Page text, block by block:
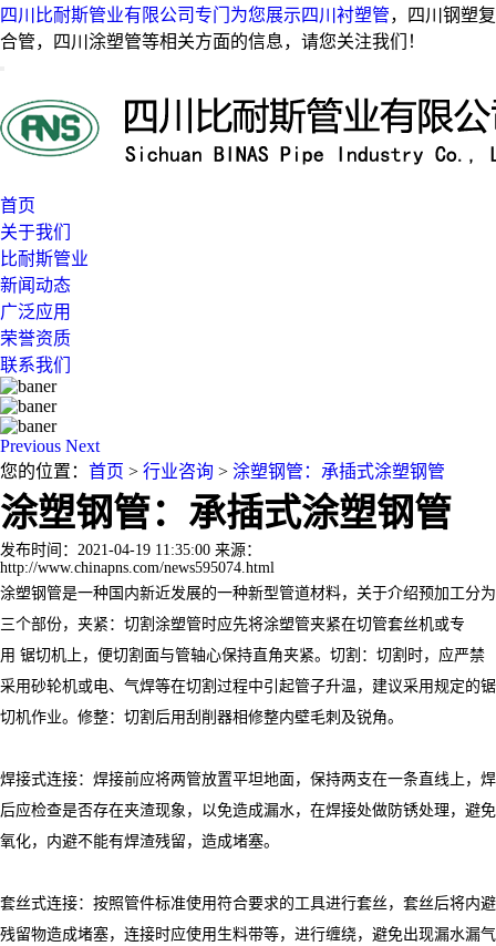
四川比耐斯管业有限公司专门为您展示四川衬塑管，四川钢塑复
合管，四川涂塑管等相关方面的信息，请您关注我们！
首页
关于我们
比耐斯管业
新闻动态
广泛应用
荣誉资质
联系我们
Previous Next
您的位置： 首页 > 行业咨询 > 涂塑钢管：承插式涂塑钢管
涂塑钢管：承插式涂塑钢管
发布时间：2021-04-19 11:35:00 来源：
http://www.chinapns.com/news595074.html
涂塑钢管是一种国内新近发展的一种新型管道材料，关于介绍预加工分为
三个部份，夹紧：切割涂塑管时应先将涂塑管夹紧在切管套丝机或专
用 锯切机上，便切割面与管轴心保持直角夹紧。切割：切割时，应严禁
采用砂轮机或电、气焊等在切割过程中引起管子升温，建议采用规定的锯
切机作业。修整：切割后用刮削器相修整内壁毛刺及锐角。
焊接式连接：焊接前应将两管放置平坦地面，保持两支在一条直线上，焊
后应检查是否存在夹渣现象，以免造成漏水，在焊接处做防锈处理，避免
氧化，内避不能有焊渣残留，造成堵塞。
套丝式连接：按照管件标准使用符合要求的工具进行套丝，套丝后将内避
残留物造成堵塞，连接时应使用生料带等，进行缠绕，避免出现漏水漏气